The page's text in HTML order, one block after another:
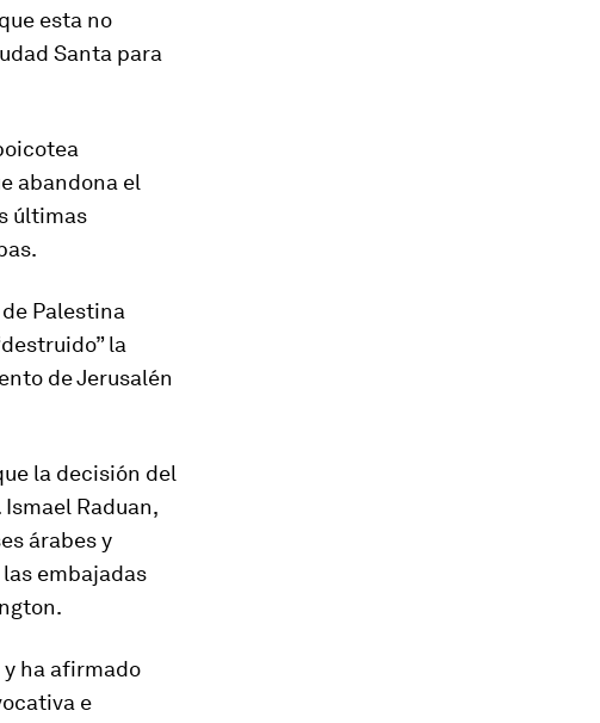
esta no
Santa para
abandona el
últimas
Palestina
la
de Jerusalén
la decisión del
Raduan,
árabes y
embajadas
ha afirmado
e